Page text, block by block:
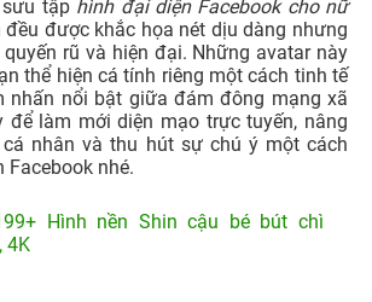
tập hình đại diện Facebook cho nữ
được khắc họa nét dịu dàng nhưng
rũ và hiện đại. Những avatar này
thể hiện cá tính riêng một cách tinh tế
nhấn nổi bật giữa đám đông mạng xã
để làm mới diện mạo trực tuyến, nâng
nhân và thu hút sự chú ý một cách
Facebook nhé.
Hình nền Shin cậu bé bút chì
4K